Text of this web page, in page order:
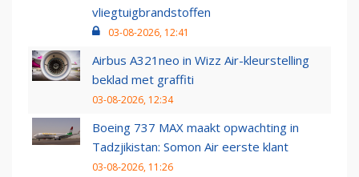
vliegtuigbrandstoffen
03-08-2026, 12:41
Airbus A321neo in Wizz Air-kleurstelling
beklad met graffiti
03-08-2026, 12:34
Boeing 737 MAX maakt opwachting in
Tadzjikistan: Somon Air eerste klant
03-08-2026, 11:26